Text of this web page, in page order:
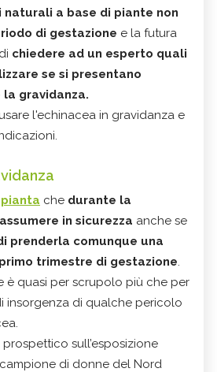
naturali a base di piante non
di gestazione e la futura
chiedere ad un esperto quali
se si presentano
gravidanza.
l'echinacea in gravidanza e
pianta che durante la
in sicurezza anche se
prenderla comunque una
trimestre di gestazione.
è quasi per scrupolo più che per
insorgenza di qualche pericolo
prospettico sull’esposizione
campione di donne del Nord